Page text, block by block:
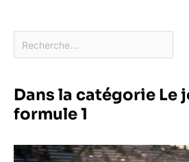
Dans la catégorie Le
formule 1